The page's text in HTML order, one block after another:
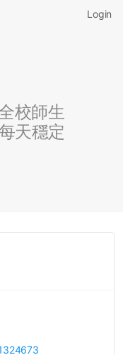
Login
校師生
天穩定